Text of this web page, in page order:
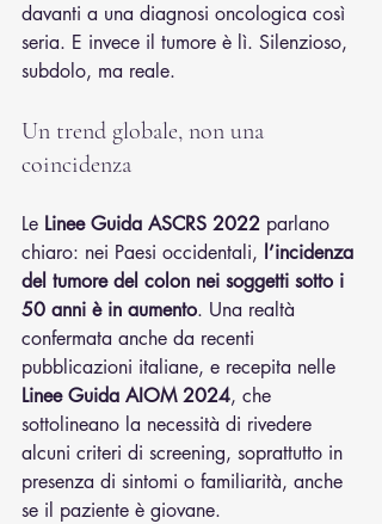
davanti a una diagnosi oncologica così
seria. E invece il tumore è lì. Silenzioso,
subdolo, ma reale.
Un trend globale, non una
coincidenza
Le Linee Guida ASCRS 2022 parlano
chiaro: nei Paesi occidentali, l’incidenza
del tumore del colon nei soggetti sotto i
50 anni è in aumento. Una realtà
confermata anche da recenti
pubblicazioni italiane, e recepita nelle
Linee Guida AIOM 2024, che
sottolineano la necessità di rivedere
alcuni criteri di screening, soprattutto in
presenza di sintomi o familiarità, anche
se il paziente è giovane.